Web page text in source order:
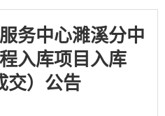
务中心濉溪分中
入库项目入库
交）公告